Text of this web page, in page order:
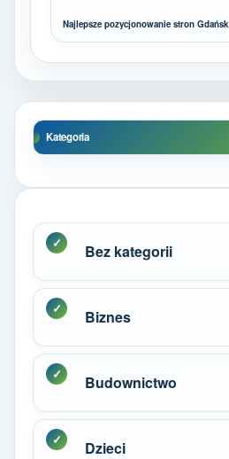
Najlepsze pozycjonowanie stron Gdańsk
Kategoria
Bez kategorii
Biznes
Budownictwo
Dzieci